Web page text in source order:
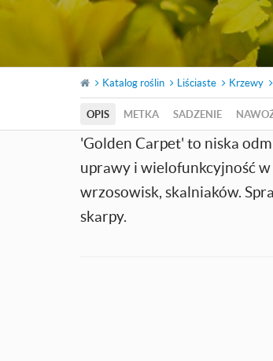
Katalog roślin Liściaste Krzewy
OPIS METKA SADZENIE
'Golden Carpet' to niska
uprawy i wielofunkcyjność
wrzosowisk, skalniaków.
skarpy.